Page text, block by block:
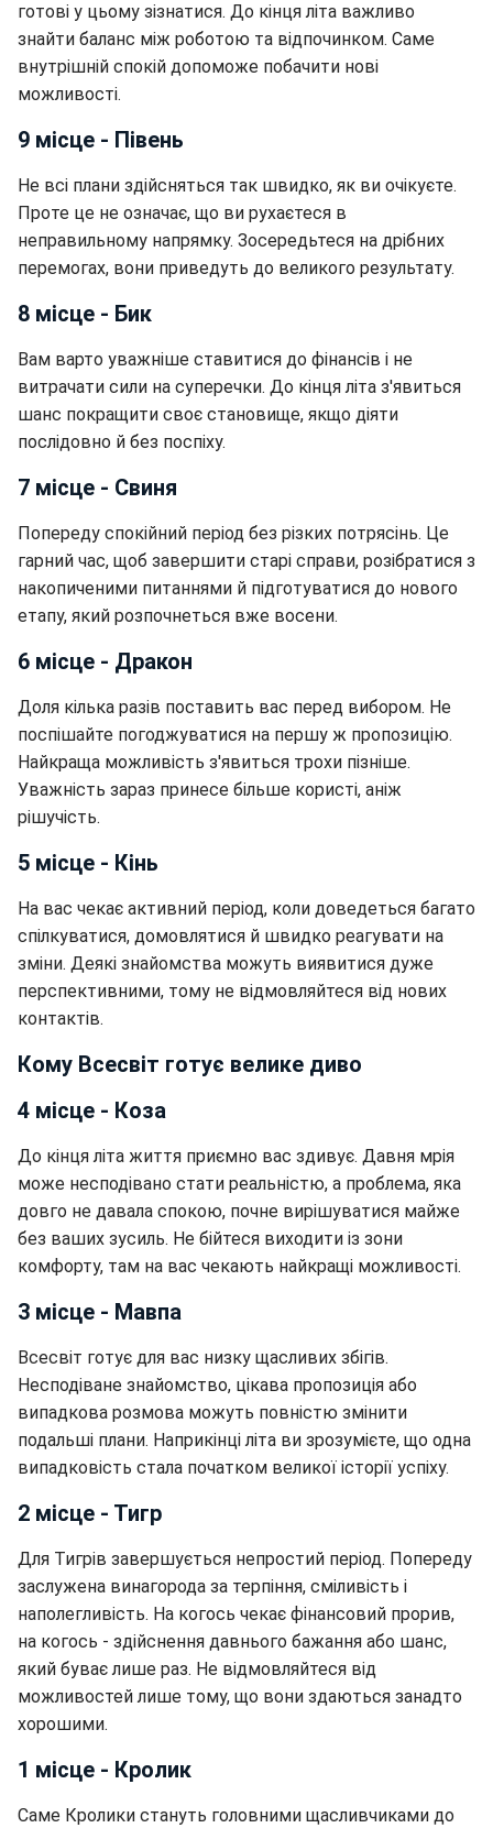
готові у цьому зізнатися. До кінця літа важливо
знайти баланс між роботою та відпочинком. Саме
внутрішній спокій допоможе побачити нові
можливості.
9 місце - Півень
Не всі плани здійсняться так швидко, як ви очікуєте.
Проте це не означає, що ви рухаєтеся в
неправильному напрямку. Зосередьтеся на дрібних
перемогах, вони приведуть до великого результату.
8 місце - Бик
Вам варто уважніше ставитися до фінансів і не
витрачати сили на суперечки. До кінця літа з'явиться
шанс покращити своє становище, якщо діяти
послідовно й без поспіху.
7 місце - Свиня
Попереду спокійний період без різких потрясінь. Це
гарний час, щоб завершити старі справи, розібратися з
накопиченими питаннями й підготуватися до нового
етапу, який розпочнеться вже восени.
6 місце - Дракон
Доля кілька разів поставить вас перед вибором. Не
поспішайте погоджуватися на першу ж пропозицію.
Найкраща можливість з'явиться трохи пізніше.
Уважність зараз принесе більше користі, аніж
рішучість.
5 місце - Кінь
На вас чекає активний період, коли доведеться багато
спілкуватися, домовлятися й швидко реагувати на
зміни. Деякі знайомства можуть виявитися дуже
перспективними, тому не відмовляйтеся від нових
контактів.
Кому Всесвіт готує велике диво
4 місце - Коза
До кінця літа життя приємно вас здивує. Давня мрія
може несподівано стати реальністю, а проблема, яка
довго не давала спокою, почне вирішуватися майже
без ваших зусиль. Не бійтеся виходити із зони
комфорту, там на вас чекають найкращі можливості.
3 місце - Мавпа
Всесвіт готує для вас низку щасливих збігів.
Несподіване знайомство, цікава пропозиція або
випадкова розмова можуть повністю змінити
подальші плани. Наприкінці літа ви зрозумієте, що одна
випадковість стала початком великої історії успіху.
2 місце - Тигр
Для Тигрів завершується непростий період. Попереду
заслужена винагорода за терпіння, сміливість і
наполегливість. На когось чекає фінансовий прорив,
на когось - здійснення давнього бажання або шанс,
який буває лише раз. Не відмовляйтеся від
можливостей лише тому, що вони здаються занадто
хорошими.
1 місце - Кролик
Саме Кролики стануть головними щасливчиками до